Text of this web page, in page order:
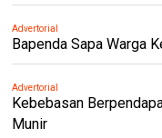
Advertorial
Bapenda Sapa Warga
Advertorial
Kebebasan
Munir